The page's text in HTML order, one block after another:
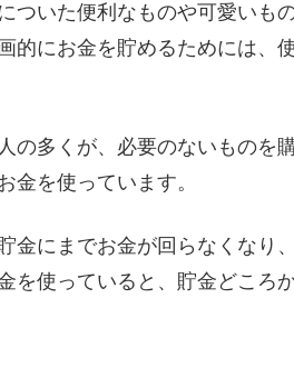
ついた便利なものや可愛いも
的にお金を貯めるためには、
の多くが、必要のないものを
金を使っています。
金にまでお金が回らなくなり
を使っていると、貯金どころ